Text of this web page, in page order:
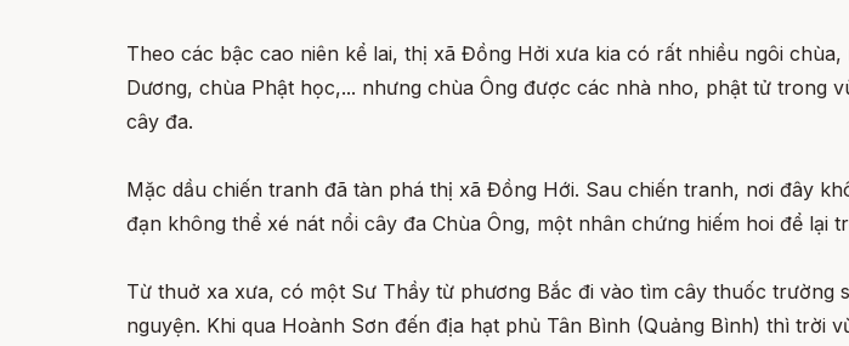
Theo các bậc cao niên kể lai, thị xã Đồng Hởi xưa kia có rất nhiều ngôi
Dương, chùa Phật học,... nhưng chùa Ông được các nhà nho, phật tử trong
cây đa.
Mặc dầu chiến tranh đã tàn phá thị xã Đồng Hới. Sau chiến tranh, nơi đây
đạn không thể xé nát nổi cây đa Chùa Ông, một nhân chứng hiếm hoi để
Từ thuở xa xưa, có một Sư Thầy từ phương Bắc đi vào tìm cây thuốc
nguyện. Khi qua Hoành Sơn đến địa hạt phủ Tân Bình (Quảng Bình) thì trời